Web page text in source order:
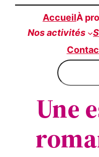
AccueilÀ
Nosactivités
Une